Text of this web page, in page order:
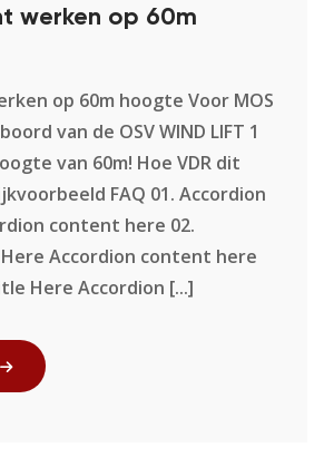
werken op 60m
op 60m hoogte Voor MOS
van de OSV WIND LIFT 1
van 60m! Hoe VDR dit
FAQ​ 01. Accordion
content here 02.
Accordion content here
Here Accordion [...]